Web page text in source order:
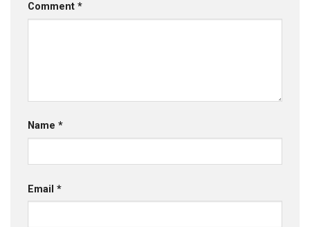
Comment *
Name *
Email *